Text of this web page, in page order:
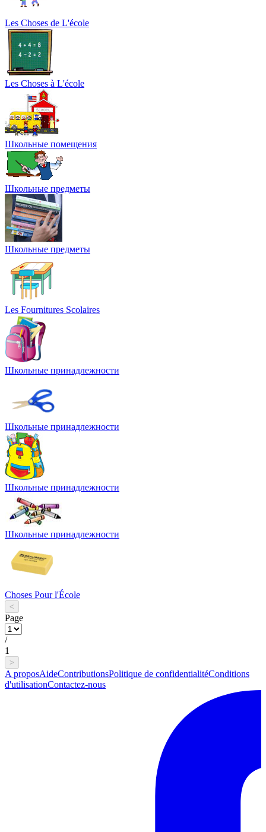
Les Choses de L'école
Les Choses à L'école
Школьные помещения
Школьные предметы
Школьные предметы
Les Fournitures Scolaires
Школьные принадлежности
Школьные принадлежности
Школьные принадлежности
Школьные принадлежности
Choses Pour l'École
<
Page
/
1
>
A proposAideContributionsPolitique de confidentialitéConditions
d'utilisationContactez-nous